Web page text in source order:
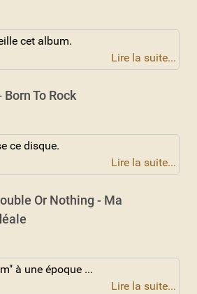
cet album.
Lire la suite...
Born To Rock
ce disque.
Lire la suite...
Or Nothing - Ma
à une époque ...
Lire la suite...